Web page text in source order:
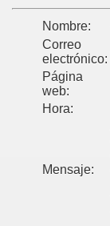
Nombre:
Correo
electrónico:
Página
web:
Hora:
Mensaje: